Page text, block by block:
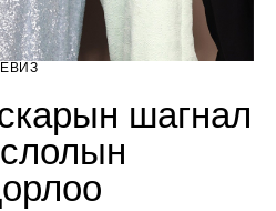
шагнал